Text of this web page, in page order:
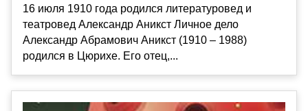
16 июля 1910 года родился литературовед и
театровед Александр Аникст Личное дело
Александр Абрамович Аникст (1910 – 1988)
родился в Цюрихе. Его отец,...